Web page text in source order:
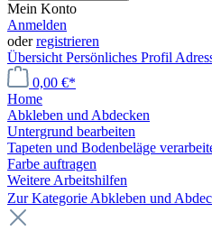
Mein Konto
Anmelden
oderregistrieren
Übersicht Persönliches Profil
0,00 €*
Home
Abkleben und Abdecken
Untergrund bearbeiten
Tapeten und Bodenbeläge
Farbe auftragen
Weitere Arbeitshilfen
Zur Kategorie Abkleben und